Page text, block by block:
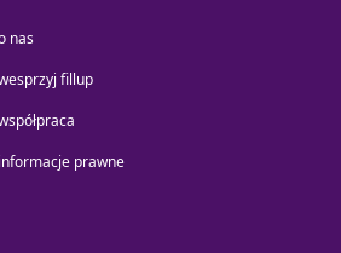
nas
fillup
informacje prawne